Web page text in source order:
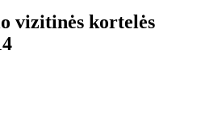
vizitinės kortelės